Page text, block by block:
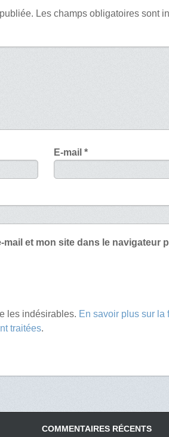
Les champs obligatoires sont
E-mail *
mail et mon site dans le navigateur
les indésirables. En savoir plus sur la
traitées.
COMMENTAIRES RÉCENTS